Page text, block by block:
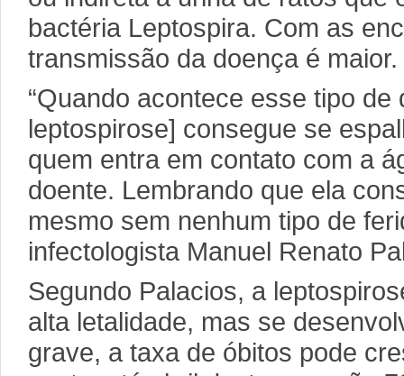
bactéria Leptospira. Com as
transmissão da doença é maior.
“Quando acontece esse tipo
leptospirose] consegue se
quem entra em contato com a
doente. Lembrando que ela
mesmo sem nenhum tipo de
infectologista Manuel Renato
Segundo Palacios, a
alta letalidade, mas se
grave, a taxa de óbitos pode